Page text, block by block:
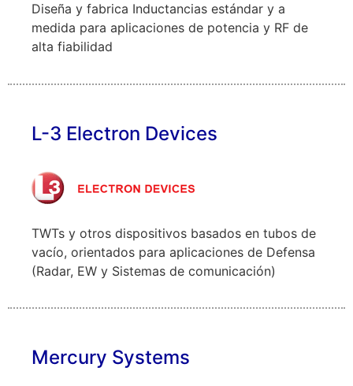
Diseña y fabrica Inductancias estándar y a
medida para aplicaciones de potencia y RF de
alta fiabilidad
L-3 Electron Devices
TWTs y otros dispositivos basados en tubos de
vacío, orientados para aplicaciones de Defensa
(Radar, EW y Sistemas de comunicación)
Mercury Systems